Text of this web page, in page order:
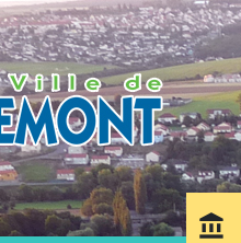
account_balance